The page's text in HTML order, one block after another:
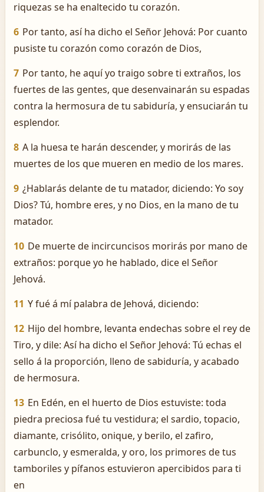
riquezas se ha enaltecido tu corazón.
6 Por tanto, así ha dicho el Señor Jehová: Por cuanto
pusiste tu corazón como corazón de Dios,
7 Por tanto, he aquí yo traigo sobre ti extraños, los
fuertes de las gentes, que desenvainarán su espadas
contra la hermosura de tu sabiduría, y ensuciarán tu
esplendor.
8 A la huesa te harán descender, y morirás de las
muertes de los que mueren en medio de los mares.
9 ¿Hablarás delante de tu matador, diciendo: Yo soy
Dios? Tú, hombre eres, y no Dios, en la mano de tu
matador.
10 De muerte de incircuncisos morirás por mano de
extraños: porque yo he hablado, dice el Señor
Jehová.
11 Y fué á mí palabra de Jehová, diciendo:
12 Hijo del hombre, levanta endechas sobre el rey de
Tiro, y dile: Así ha dicho el Señor Jehová: Tú echas el
sello á la proporción, lleno de sabiduría, y acabado
de hermosura.
13 En Edén, en el huerto de Dios estuviste: toda
piedra preciosa fué tu vestidura; el sardio, topacio,
diamante, crisólito, onique, y berilo, el zafiro,
carbunclo, y esmeralda, y oro, los primores de tus
tamboriles y pífanos estuvieron apercibidos para ti
en